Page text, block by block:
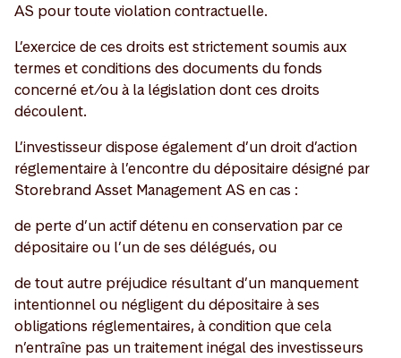
AS pour toute violation contractuelle.
L’exercice de ces droits est strictement soumis aux
termes et conditions des documents du fonds
concerné et/ou à la législation dont ces droits
découlent.
L’investisseur dispose également d’un droit d’action
réglementaire à l’encontre du dépositaire désigné par
Storebrand Asset Management AS en cas :
de perte d’un actif détenu en conservation par ce
dépositaire ou l’un de ses délégués, ou
de tout autre préjudice résultant d’un manquement
intentionnel ou négligent du dépositaire à ses
obligations réglementaires, à condition que cela
n’entraîne pas un traitement inégal des investisseurs